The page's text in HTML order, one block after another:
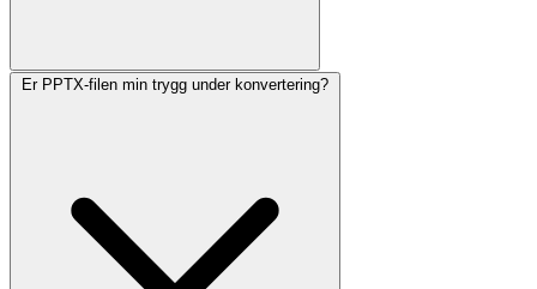
Er PPTX-filen min trygg under konvertering?